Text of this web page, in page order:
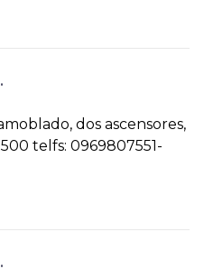
dos ascensores,
telfs: 0969807551-